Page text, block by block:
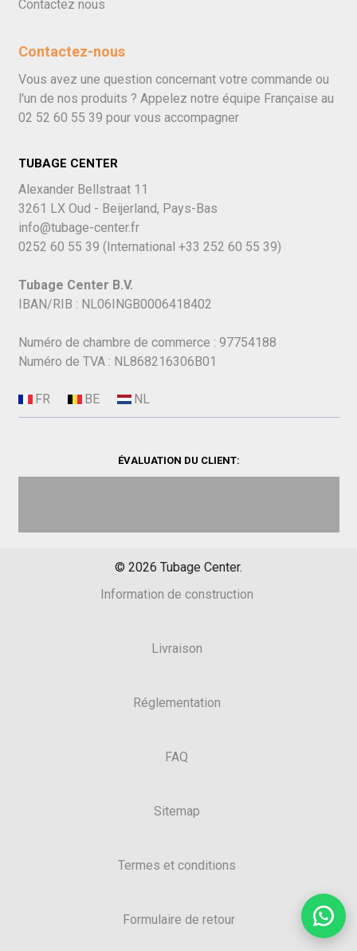
Contactez nous
Contactez-nous
Vous avez une question concernant votre commande ou
l'un de nos produits ? Appelez notre équipe Française au
02 52 60 55 39 pour vous accompagner
TUBAGE CENTER
Alexander Bellstraat 11
3261 LX Oud - Beijerland, Pays-Bas
info@tubage-center.fr
0252 60 55 39 (International +33 252 60 55 39)
Tubage Center B.V.
IBAN/RIB : NL06INGB0006418402
Numéro de chambre de commerce : 97754188
Numéro de TVA : NL868216306B01
ÉVALUATION DU CLIENT:
© 2026 Tubage Center.
Information de construction
Livraison
Réglementation
FAQ
Sitemap
Termes et conditions
Formulaire de retour